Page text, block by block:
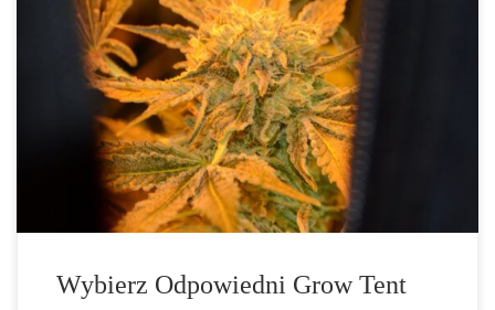
Jak wybrać odpowiedni grow tent do uprawy marihuany? Wybór
właściwego namiotu do uprawy jest jednym z kluczowych etapów
planowania całego procesu uprawy marihuany w warunkach
domowych. Rozmiar, jakość wykonania, użyte materiały i
wyposażenie wpłyną bezpośrednio na kondycję roślin, ich tempo
wzrostu, wielkość plonów oraz jakość końcowego suszu. Dlatego
warto podejść […]
Wybierz Odpowiedni Grow Tent